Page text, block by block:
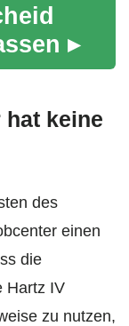
▸
keine
des
einen
die
Hartz IV
zu nutzen,